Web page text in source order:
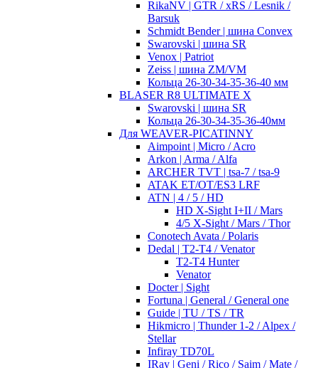
RikaNV | GTR / xRS / Lesnik /
Barsuk
Schmidt Bender | шина Convex
Swarovski | шина SR
Venox | Patriot
Zeiss | шина ZM/VM
Кольца 26-30-34-35-36-40 мм
BLASER R8 ULTIMATE X
Swarovski | шина SR
Кольца 26-30-34-35-36-40мм
Для WEAVER-PICATINNY
Aimpoint | Micro / Acro
Arkon | Arma / Alfa
ARCHER TVT | tsa-7 / tsa-9
ATAK ET/OT/ES3 LRF
ATN | 4 / 5 / HD
HD X-Sight I+II / Mars
4/5 X-Sight / Mars / Thor
Conotech Avata / Polaris
Dedal | T2-T4 / Venator
T2-T4 Hunter
Venator
Docter | Sight
Fortuna | General / General one
Guide | TU / TS / TR
Hikmicro | Thunder 1-2 / Alpex /
Stellar
Infiray TD70L
IRay | Geni / Rico / Saim / Mate /